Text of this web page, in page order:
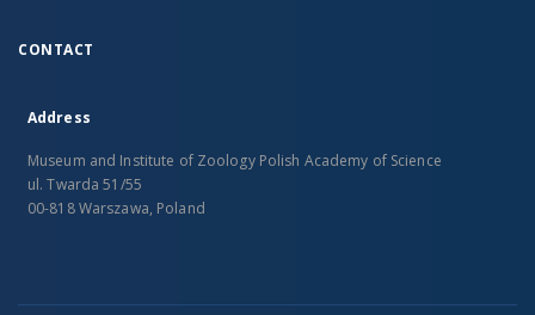
CONTACT
Address
Museum and Institute of Zoology Polish Academy of Science
ul. Twarda 51/55
00-818 Warszawa, Poland